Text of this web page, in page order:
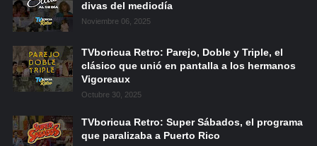
divas del mediodía
Noviembre 06, 2025
TVboricua Retro: Parejo, Doble y Triple, el
clásico que unió en pantalla a los hermanos
Vigoreaux
Octubre 30, 2025
TVboricua Retro: Super Sábados, el programa
que paralizaba a Puerto Rico